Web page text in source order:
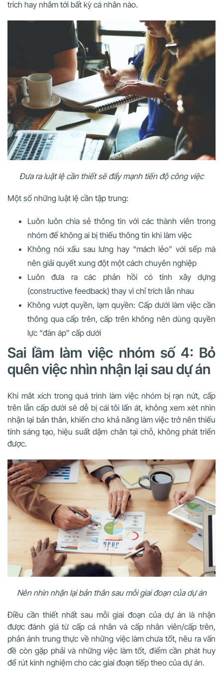
trích hay nhắm tới bất kỳ cá nhân nào.
Đưa ra luật lệ cần thiết sẽ đẩy mạnh tiến độ công việc
Một số những luật lệ cần tập trung:
Luôn luôn chia sẻ thông tin với các thành viên trong
nhóm để không ai bị thiếu thông tin khi làm việc
Không nói xấu sau lưng hay “mách lẻo” với sếp mà
nên giải quyết xung đột một cách chuyên nghiệp
Luôn đưa ra các phản hồi có tính xây dựng
(constructive feedback) thay vì chỉ trích lẫn nhau
Không vượt quyền, lạm quyền: Cấp dưới làm việc cần
thông qua cấp trên, cấp trên không nên dùng quyền
lực “đàn áp” cấp dưới
Sai lầm làm việc nhóm số 4: Bỏ
quên việc nhìn nhận lại sau dự án
Khi mắt xích trong quá trình làm việc nhóm bị rạn nứt, cấp
trên lẫn cấp dưới sẽ dễ bị cái tôi lấn át, không xem xét nhìn
nhận lại bản thân, khiến cho khả năng làm việc trở nên thiếu
tính sáng tạo, hiệu suất dậm chân tại chỗ, không phát triển
được.
Nên nhìn nhận lại bản thân sau mỗi giai đoạn của dự án
Điều cần thiết nhất sau mỗi giai đoạn của dự án là nhận
được đánh giá từ cấp cá nhân và cấp nhân viên/cấp trên,
phản ánh trung thực về những việc làm chưa tốt, nêu ra vấn
đề còn gặp phải và những việc làm tốt, điểm cần phát huy
để rút kinh nghiệm cho các giai đoạn tiếp theo của dự án.